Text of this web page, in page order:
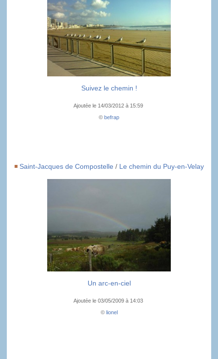
Suivez le chemin !
Ajoutée le 14/03/2012 à 15:59
© befrap
Saint-Jacques de Compostelle / Le chemin du Puy-en-Velay
Un arc-en-ciel
Ajoutée le 03/05/2009 à 14:03
© lionel